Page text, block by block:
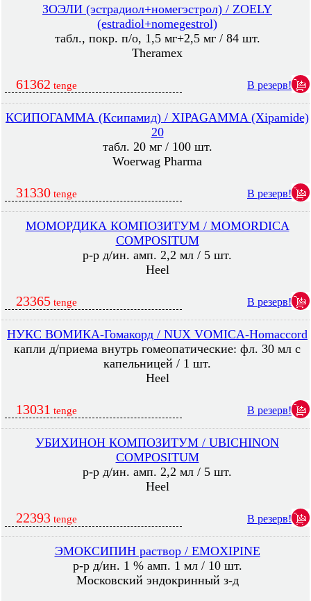
ЗОЭЛИ (эстрадиол+номегэстрол) / ZOELY
(estradiol+nomegestrol)
табл., покр. п/о, 1,5 мг+2,5 мг / 84 шт.
Theramex
61362 tenge В резерв!
КСИПОГАММА (Ксипамид) / XIPAGAMMA (Xipamide)
20
табл. 20 мг / 100 шт.
Woerwag Pharma
31330 tenge В резерв!
МОМОРДИКА КОМПОЗИТУМ / MOMORDICA
COMPOSITUM
р-р д/ин. амп. 2,2 мл / 5 шт.
Heel
23365 tenge В резерв!
НУКС ВОМИКА-Гомакорд / NUX VOMICA-Homaccord
капли д/приема внутрь гомеопатические: фл. 30 мл с
капельницей / 1 шт.
Heel
13031 tenge В резерв!
УБИХИНОН КОМПОЗИТУМ / UBICHINON
COMPOSITUM
р-р д/ин. амп. 2,2 мл / 5 шт.
Heel
22393 tenge В резерв!
ЭМОКСИПИН раствор / EMOXIPINE
р-р д/ин. 1 % амп. 1 мл / 10 шт.
Московский эндокринный з-д